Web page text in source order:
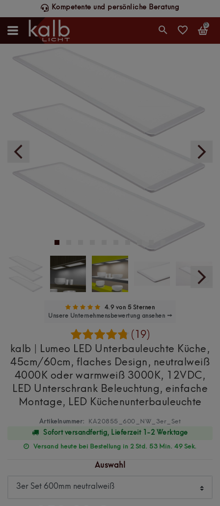
Schneller DHL-Versand, werktags bis 14 Uhr
0
4.9 von 5 Sternen
Unsere Unternehmensbewertung ansehen →
(19)
kalb | Lumeo LED Unterbauleuchte Küche,
45cm/60cm, flaches Design, neutralweiß
4000K oder warmweiß 3000K, 12VDC,
LED Unterschrank Beleuchtung, einfache
Montage, LED Küchenunterbauleuchte
Artikelnummer:
KA20855_600_NW_3er_Set
Sofort versandfertig, Lieferzeit 1-2 Werktage
Versand heute bei Bestellung in 2 Std. 53 Min. 47 Sek.
Auswahl